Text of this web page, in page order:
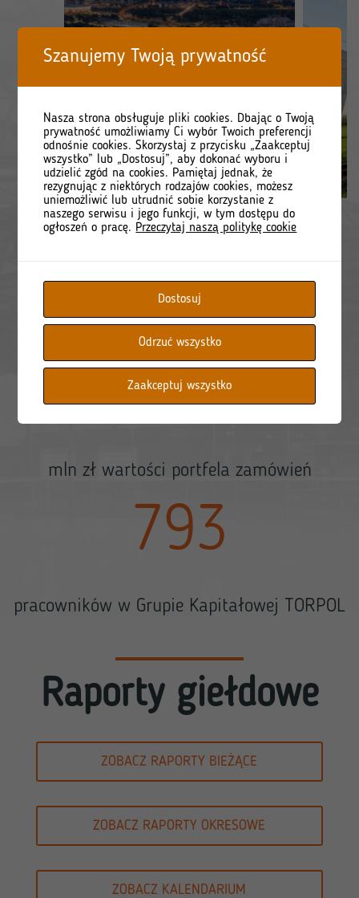
1980
mln zł przychodów w 2025 r.
3990
mln zł wartości portfela zamówień
793
pracowników w Grupie Kapitałowej TORPOL
Raporty giełdowe
ZOBACZ RAPORTY BIEŻĄCE
ZOBACZ RAPORTY OKRESOWE
ZOBACZ KALENDARIUM
Szanujemy Twoją prywatność
Nasza strona obsługuje pliki cookies. Dbając o Twoją
prywatność umożliwiamy Ci wybór Twoich preferencji
odnośnie cookies. Skorzystaj z przycisku „Zaakceptuj
wszystko” lub „Dostosuj”, aby dokonać wyboru i
udzielić zgód na cookies. Pamiętaj jednak, że
rezygnując z niektórych rodzajów cookies, możesz
uniemożliwić lub utrudnić sobie korzystanie z
naszego serwisu i jego funkcji, w tym dostępu do
ogłoszeń o pracę. Przeczytaj naszą politykę cookie
Dostosuj
Odrzuć wszystko
Zaakceptuj wszystko